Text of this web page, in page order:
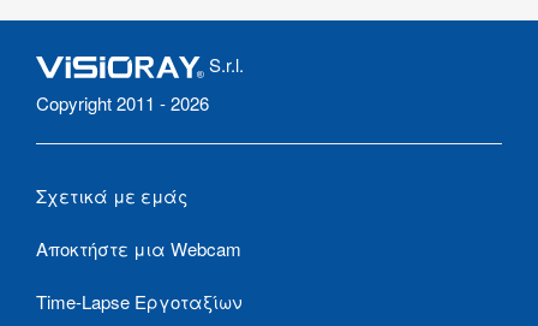
S.r.l.
Copyright 2011 - 2026
Σχετικά με εμάς
Αποκτήστε μια Webcam
Time-Lapse Εργοταξίων